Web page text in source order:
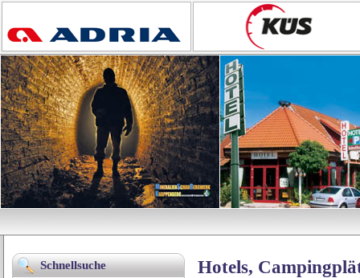
Hotels,
Schnellsuche